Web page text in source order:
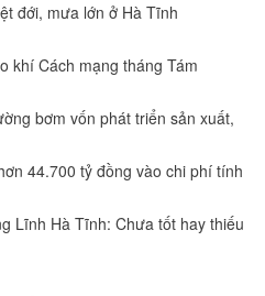
đới, mưa lớn ở Hà Tĩnh
khí Cách mạng tháng Tám
bơm vốn phát triển sản xuất,
44.700 tỷ đồng vào chi phí tính
Lĩnh Hà Tĩnh: Chưa tốt hay thiếu